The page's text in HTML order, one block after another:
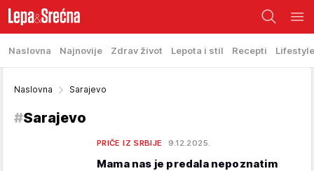
Naslovna Najnovije Zdrav život Lepota i stil Recepti Lifestyle
Naslovna Sarajevo
#Sarajevo
PRIČE IZ SRBIJE 9.12.2025.
Mama nas je predala nepoznatim